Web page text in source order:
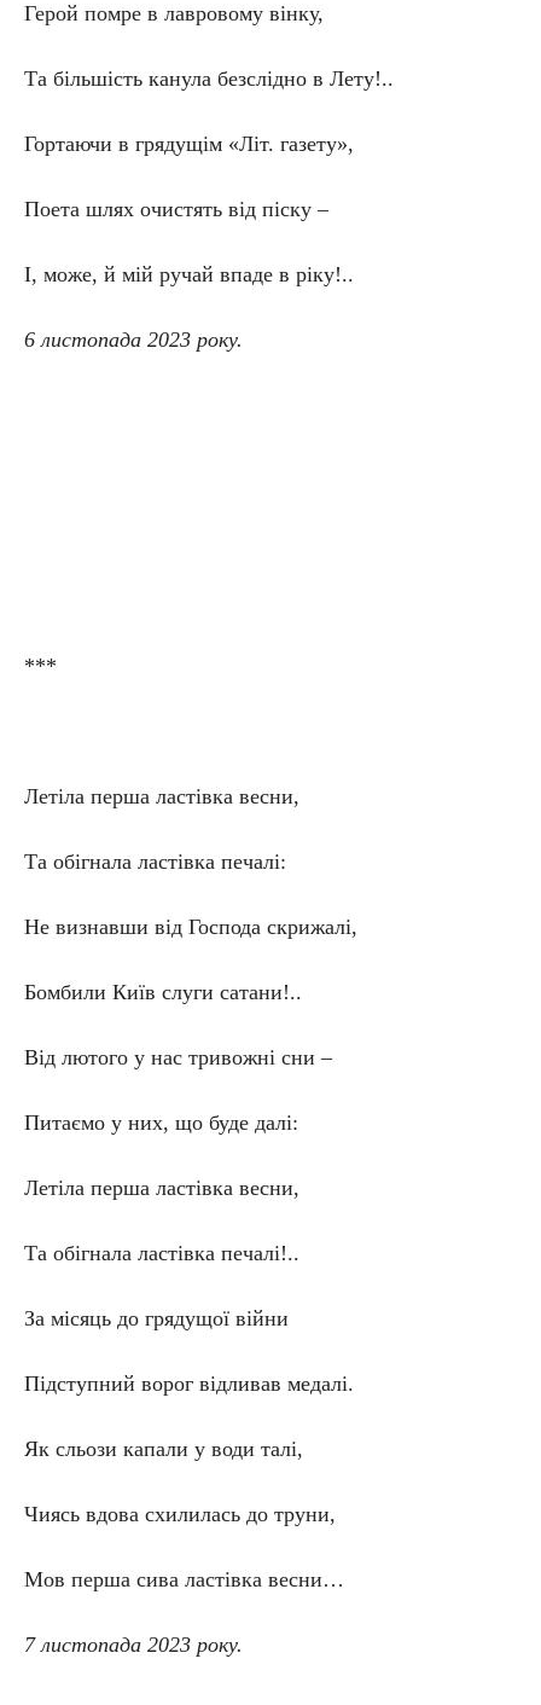
Герой помре в лавровому вінку,
Та більшість канула безслідно в Лету!..
Гортаючи в грядущім «Літ. газету»,
Поета шлях очистять від піску –
І, може, й мій ручай впаде в ріку!..
6 листопада 2023 року.
***
Летіла перша ластівка весни,
Та обігнала ластівка печалі:
Не визнавши від Господа скрижалі,
Бомбили Київ слуги сатани!..
Від лютого у нас тривожні сни –
Питаємо у них, що буде далі:
Летіла перша ластівка весни,
Та обігнала ластівка печалі!..
За місяць до грядущої війни
Підступний ворог відливав медалі.
Як сльози капали у води талі,
Чиясь вдова схилилась до труни,
Мов перша сива ластівка весни…
7 листопада 2023 року.